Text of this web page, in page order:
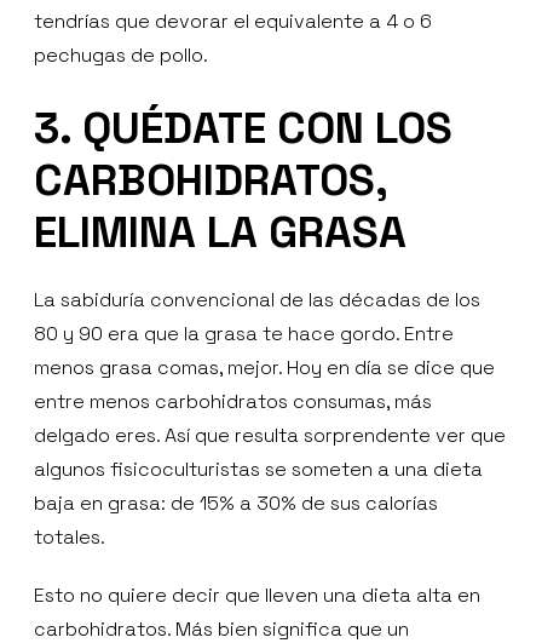
tendrías que devorar el equivalente a 4 o 6
pechugas de pollo.
3. QUÉDATE CON LOS
CARBOHIDRATOS,
ELIMINA LA GRASA
La sabiduría convencional de las décadas de los
80 y 90 era que la grasa te hace gordo. Entre
menos grasa comas, mejor. Hoy en día se dice que
entre menos carbohidratos consumas, más
delgado eres. Así que resulta sorprendente ver que
algunos fisicoculturistas se someten a una dieta
baja en grasa: de 15% a 30% de sus calorías
totales.
Esto no quiere decir que lleven una dieta alta en
carbohidratos. Más bien significa que un